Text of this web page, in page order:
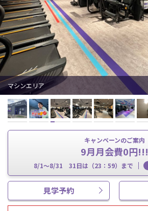
マシンエリア
キャンペーンのご案内
9月月会費0円!!!
8/1～8/31 31日は（23：59）まで
見学予約